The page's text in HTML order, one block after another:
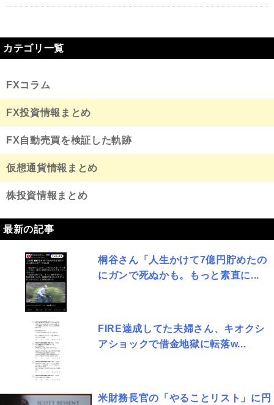
カテゴリ一覧
FXコラム
FX投資情報まとめ
FX自動売買を検証した軌跡
仮想通貨情報まとめ
株投資情報まとめ
最新の記事
桐谷さん「人生かけて7億円貯めたの
にガンで死ぬかも。もっと素直に...
FIRE達成してた夫婦さん、キオクシ
アショックで借金地獄に転落w...
米財務長官の「やることリスト」に円